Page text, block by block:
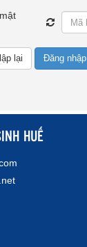
Đăng nhập
HUẾ